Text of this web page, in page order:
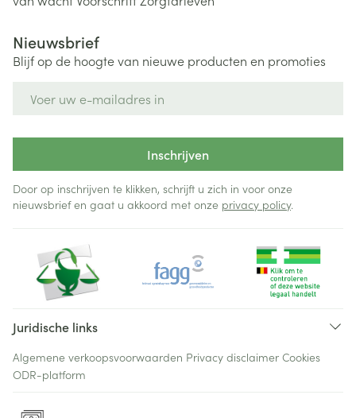
Nieuwsbrief
Blijf op de hoogte van nieuwe producten en promoties
Inschrijven
Door op inschrijven te klikken, schrijft u zich in voor onze
nieuwsbrief en gaat u akkoord met onze privacy policy.
Juridische links
Algemene verkoopsvoorwaarden Privacy disclaimer Cookies
ODR-platform